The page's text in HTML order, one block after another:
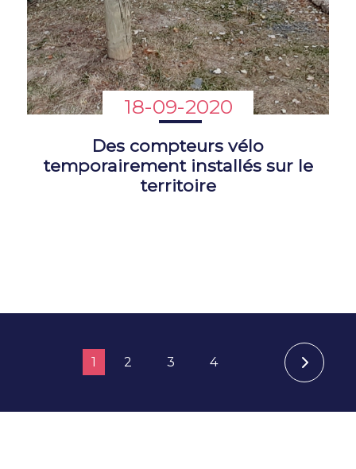
18-09-2020
Des compteurs vélo
temporairement installés sur le
territoire
1 2 3 4